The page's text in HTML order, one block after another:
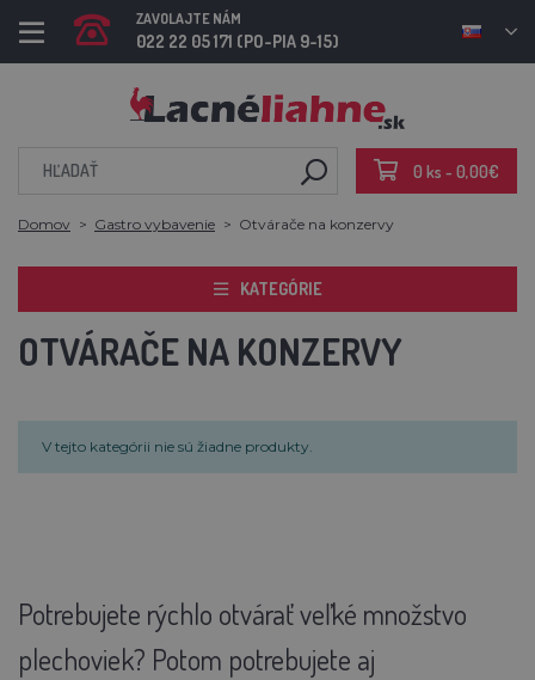
ZAVOLAJTE NÁM
022 22 05 171 (PO-PIA 9-15)
0 ks - 0,00€
Domov Gastro vybavenie Otvárače na konzervy
KATEGÓRIE
OTVÁRAČE NA KONZERVY
V tejto kategórii nie sú žiadne produkty.
Potrebujete rýchlo otvárať veľké množstvo
plechoviek? Potom potrebujete aj